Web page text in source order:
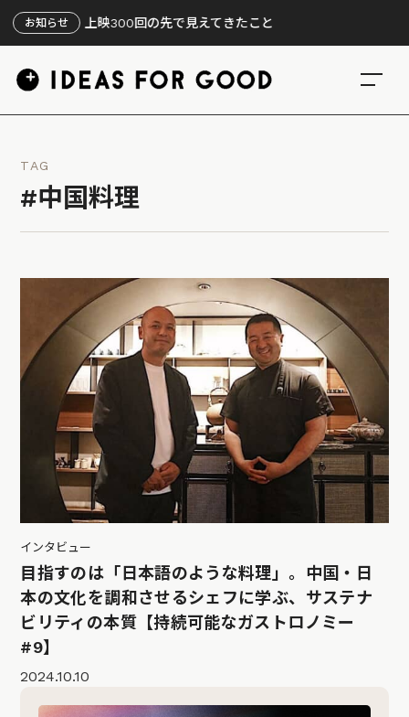
お知らせ
ェ』、上映300回の先で見えてきたこと
TAG
#中国料理
インタビュー
目指すのは「日本語のような料理」。中国・日
本の文化を調和させるシェフに学ぶ、サステナ
ビリティの本質【持続可能なガストロノミー
#9】
2024.10.10